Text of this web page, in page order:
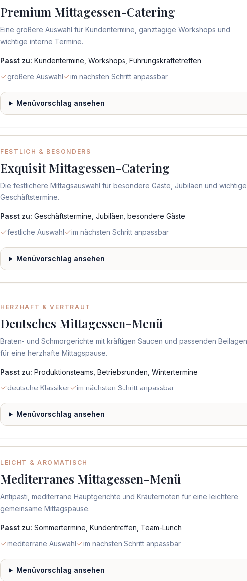
Premium Mittagessen-Catering
Eine größere Auswahl für Kundentermine, ganztägige Workshops und
wichtige interne Termine.
Passt zu: Kundentermine, Workshops, Führungskräftetreffen
größere Auswahl
im nächsten Schritt anpassbar
Menüvorschlag ansehen
FESTLICH & BESONDERS
Exquisit Mittagessen-Catering
Die festlichere Mittagsauswahl für besondere Gäste, Jubiläen und wichtige
Geschäftstermine.
Passt zu: Geschäftstermine, Jubiläen, besondere Gäste
festliche Auswahl
im nächsten Schritt anpassbar
Menüvorschlag ansehen
HERZHAFT & VERTRAUT
Deutsches Mittagessen-Menü
Braten- und Schmorgerichte mit kräftigen Saucen und passenden Beilagen
für eine herzhafte Mittagspause.
Passt zu: Produktionsteams, Betriebsrunden, Wintertermine
deutsche Klassiker
im nächsten Schritt anpassbar
Menüvorschlag ansehen
LEICHT & AROMATISCH
Mediterranes Mittagessen-Menü
Antipasti, mediterrane Hauptgerichte und Kräuternoten für eine leichtere
gemeinsame Mittagspause.
Passt zu: Sommertermine, Kundentreffen, Team-Lunch
mediterrane Auswahl
im nächsten Schritt anpassbar
Menüvorschlag ansehen